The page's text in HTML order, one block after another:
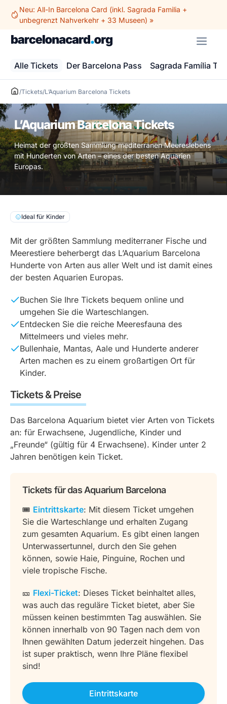
Inhalt
Neu: All-In Barcelona Card (inkl. Sagrada Familia +
unbegrenzt Nahverkehr + 33 Museen) »
Alle Tickets Der Barcelona Pass Sagrada Família
/Tickets/L’Aquarium Barcelona Tickets
L’Aquarium Barcelona Tickets
Heimat der größten Sammlung mediterranen Meereslebens
mit Hunderten von Arten – eines der besten Aquarien
Europas.
Ideal für Kinder
Mit der größten Sammlung mediterraner Fische und
Meerestiere beherbergt das L’Aquarium Barcelona
Hunderte von Arten aus aller Welt und ist damit eines
der besten Aquarien Europas.
Buchen Sie Ihre Tickets bequem online und
umgehen Sie die Warteschlangen.
Entdecken Sie die reiche Meeresfauna des
Mittelmeers und vieles mehr.
Bullenhaie, Mantas, Aale und Hunderte anderer
Arten machen es zu einem großartigen Ort für
Kinder.
Tickets & Preise
Das Barcelona Aquarium bietet vier Arten von Tickets
an: für Erwachsene, Jugendliche, Kinder und
„Freunde“ (gültig für 4 Erwachsene). Kinder unter 2
Jahren benötigen kein Ticket.
Tickets für das Aquarium Barcelona
🎟️ Eintrittskarte: Mit diesem Ticket umgehen
Sie die Warteschlange und erhalten Zugang
zum gesamten Aquarium. Es gibt einen langen
Unterwassertunnel, durch den Sie gehen
können, sowie Haie, Pinguine, Rochen und
viele tropische Fische.
🎫 Flexi-Ticket: Dieses Ticket beinhaltet alles,
was auch das reguläre Ticket bietet, aber Sie
müssen keinen bestimmten Tag auswählen. Sie
können innerhalb von 90 Tagen nach dem von
Ihnen gewählten Datum jederzeit hingehen. Das
ist super praktisch, wenn Ihre Pläne flexibel
sind!
Eintrittskarte